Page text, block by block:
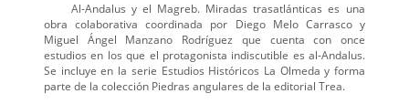
Al-Andalus y el Magreb. Miradas trasatlánticas es una
obra colaborativa coordinada por Diego Melo Carrasco y
Miguel Ángel Manzano Rodríguez que cuenta con once
estudios en los que el protagonista indiscutible es al-Andalus.
Se incluye en la serie Estudios Históricos La Olmeda y forma
parte de la colección Piedras angulares de la editorial Trea.